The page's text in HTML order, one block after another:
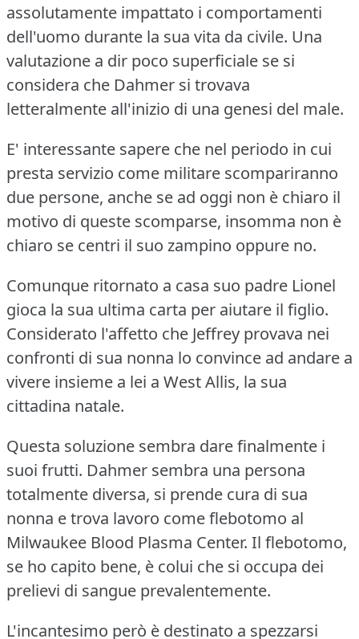
assolutamente impattato i comportamenti
dell'uomo durante la sua vita da civile. Una
valutazione a dir poco superficiale se si
considera che Dahmer si trovava
letteralmente all'inizio di una genesi del male.
E' interessante sapere che nel periodo in cui
presta servizio come militare scompariranno
due persone, anche se ad oggi non è chiaro il
motivo di queste scomparse, insomma non è
chiaro se centri il suo zampino oppure no.
Comunque ritornato a casa suo padre Lionel
gioca la sua ultima carta per aiutare il figlio.
Considerato l'affetto che Jeffrey provava nei
confronti di sua nonna lo convince ad andare a
vivere insieme a lei a West Allis, la sua
cittadina natale.
Questa soluzione sembra dare finalmente i
suoi frutti. Dahmer sembra una persona
totalmente diversa, si prende cura di sua
nonna e trova lavoro come flebotomo al
Milwaukee Blood Plasma Center. Il flebotomo,
se ho capito bene, è colui che si occupa dei
prelievi di sangue prevalentemente.
L'incantesimo però è destinato a spezzarsi